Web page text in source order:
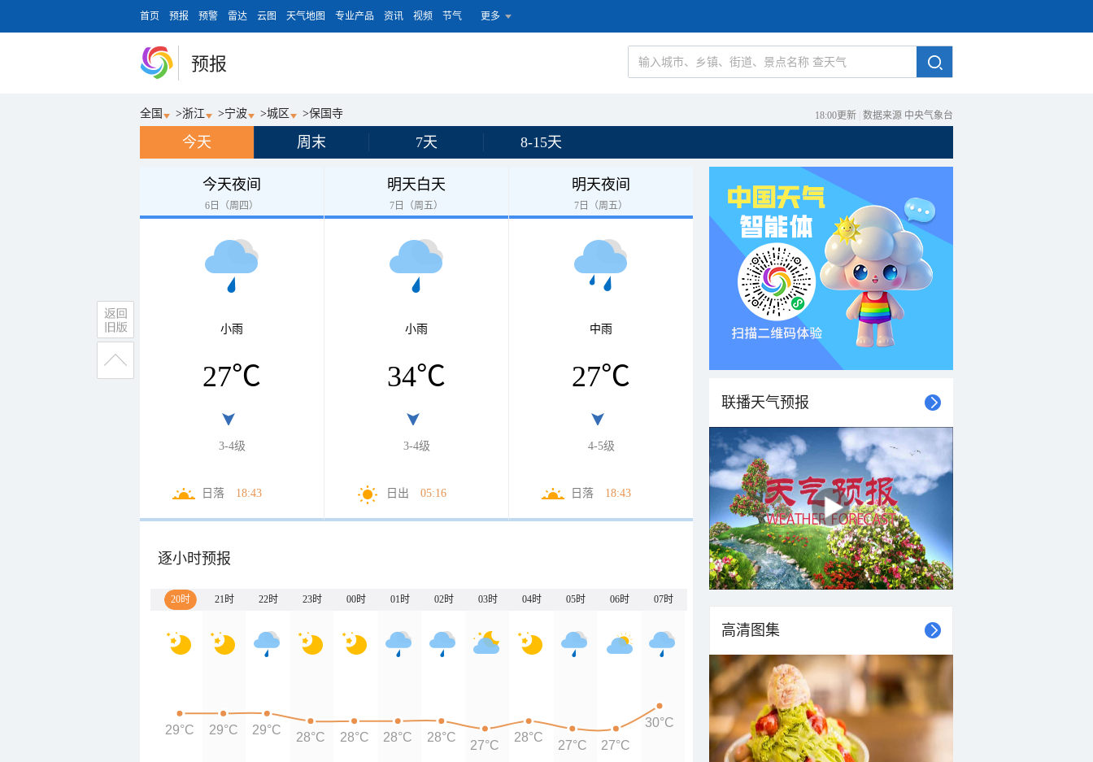
首页 预报 预警 雷达 云图 天气地图 专业产品 资讯 视频 节气 更多
预报
全国 >浙江 >宁波 >城区 >保国寺 18:00更新 数据来源 中央气象台
今天 周末 7天 8-15天
今天夜间
6日（周四）
小雨
27℃
3-4级
日落 18:43
明天白天
7日（周五）
小雨
34℃
3-4级
日出 05:16
明天夜间
7日（周五）
中雨
27℃
4-5级
日落 18:43
逐小时预报
20时 21时 22时 23时 00时 01时 02时 03时 04时 05时 06时 07时
29°C 29°C 29°C
28°C 28°C 28°C 28°C
27°C
28°C
27°C 27°C
30°C
联播天气预报
高清图集